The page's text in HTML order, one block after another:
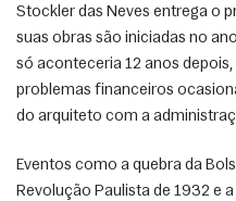
Stockler das Neves entrega o
suas obras são iniciadas no
só aconteceria 12 anos
problemas financeiros
do arquiteto com a
Eventos como a quebra da
Revolução Paulista de 1932 e